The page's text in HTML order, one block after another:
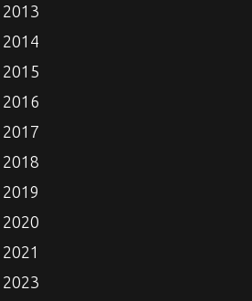
2013
2014
2015
2016
2017
2018
2019
2020
2023